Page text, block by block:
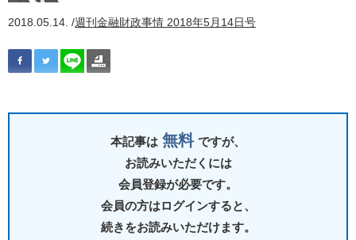
2018.05.14. /週刊金融財政事情 2018年5月14日号
本記事は 無料 ですが、
お読みいただくには
会員登録が必要です。
会員の方はログインすると、
続きをお読みいただけます。